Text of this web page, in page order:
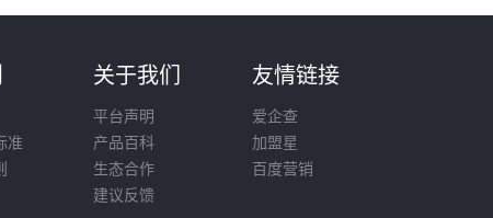
冷藏系统维护
每月检查制冷剂压力
每季度清理冷凝器翅片
密封件保养
准
关于我们
平台声明
产品百科
生态合作
建议反馈
友情链接
爱企查
加盟星
百度营销